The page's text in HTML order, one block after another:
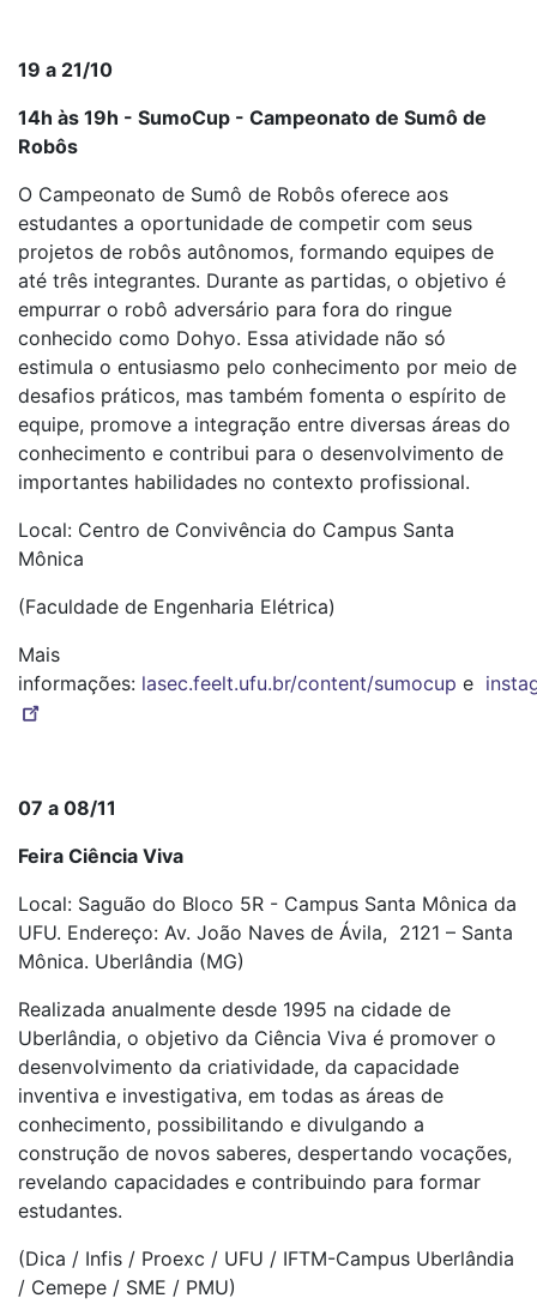
19 a 21/10
14h às 19h - SumoCup - Campeonato de Sumô de
Robôs
O Campeonato de Sumô de Robôs oferece aos
estudantes a oportunidade de competir com seus
projetos de robôs autônomos, formando equipes de
até três integrantes. Durante as partidas, o objetivo é
empurrar o robô adversário para fora do ringue
conhecido como Dohyo. Essa atividade não só
estimula o entusiasmo pelo conhecimento por meio de
desafios práticos, mas também fomenta o espírito de
equipe, promove a integração entre diversas áreas do
conhecimento e contribui para o desenvolvimento de
importantes habilidades no contexto profissional.
Local: Centro de Convivência do Campus Santa
Mônica
(Faculdade de Engenharia Elétrica)
Mais
informações: lasec.feelt.ufu.br/content/sumocup e
07 a 08/11
Feira Ciência Viva
Local: Saguão do Bloco 5R - Campus Santa Mônica da
UFU. Endereço: Av. João Naves de Ávila, 2121 – Santa
Mônica. Uberlândia (MG)
Realizada anualmente desde 1995 na cidade de
Uberlândia, o objetivo da Ciência Viva é promover o
desenvolvimento da criatividade, da capacidade
inventiva e investigativa, em todas as áreas de
conhecimento, possibilitando e divulgando a
construção de novos saberes, despertando vocações,
revelando capacidades e contribuindo para formar
estudantes.
(Dica / Infis / Proexc / UFU / IFTM-Campus Uberlândia
/ Cemepe / SME / PMU)